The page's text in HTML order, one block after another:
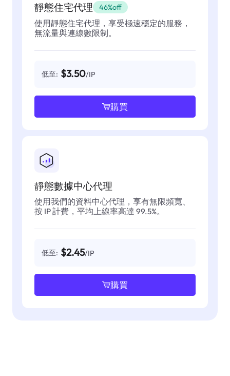
靜態住宅代理 46%off
使用靜態住宅代理，享受極速穩定的服務，
無流量與連線數限制。
低至: $3.50/IP
購買
靜態數據中心代理
使用我們的資料中心代理，享有無限頻寬、
按 IP 計費，平均上線率高達 99.5%。
低至: $2.45/IP
購買